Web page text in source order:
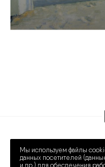
ПРЕЧИСТЕНКА 30/2
Мы используем файлы
данных посетителей
и др.) для обеспечения